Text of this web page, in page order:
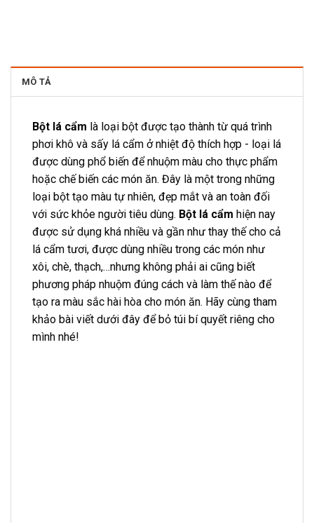
MÔ TẢ
Bột lá cẩm là loại bột được tạo thành từ quá trình
phơi khô và sấy lá cẩm ở nhiệt độ thích hợp - loại lá
được dùng phổ biến để nhuộm màu cho thực phẩm
hoặc chế biến các món ăn. Đây là một trong những
loại bột tạo màu tự nhiên, đẹp mắt và an toàn đối
với sức khỏe người tiêu dùng. Bột lá cẩm hiện nay
được sử dụng khá nhiều và gần như thay thế cho cả
lá cẩm tươi, được dùng nhiều trong các món như
xôi, chè, thạch,…nhưng không phải ai cũng biết
phương pháp nhuộm đúng cách và làm thế nào để
tạo ra màu sắc hài hòa cho món ăn. Hãy cùng tham
khảo bài viết dưới đây để bỏ túi bí quyết riêng cho
mình nhé!